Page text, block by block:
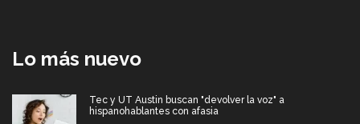
Lo más nuevo
Tec y UT Austin buscan "devolver la voz" a
hispanohablantes con afasia